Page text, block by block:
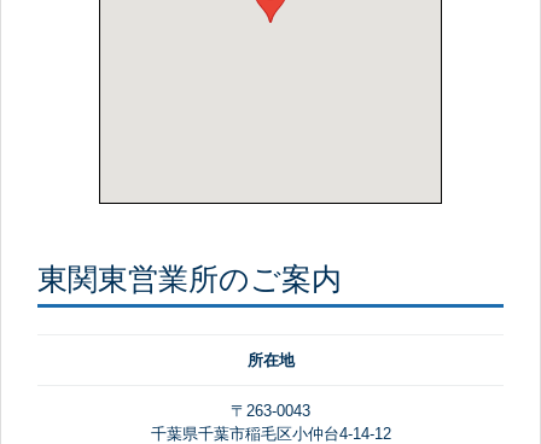
東関東営業所のご案内
所在地
〒263-0043
千葉県千葉市稲毛区小仲台4-14-12